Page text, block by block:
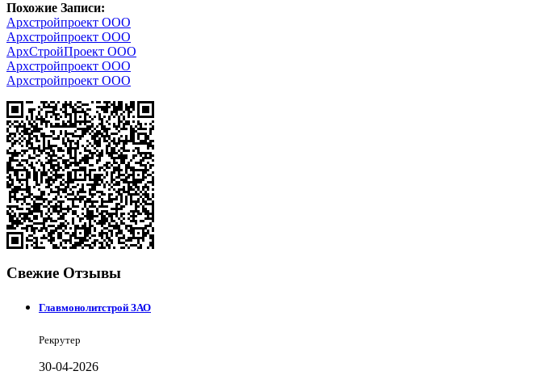
Похожие Записи:
Архстройпроект ООО
Архстройпроект ООО
АрхСтройПроект ООО
Архстройпроект ООО
Архстройпроект ООО
Свежие Отзывы
Главмонолитстрой ЗАО
Рекрутер
30-04-2026